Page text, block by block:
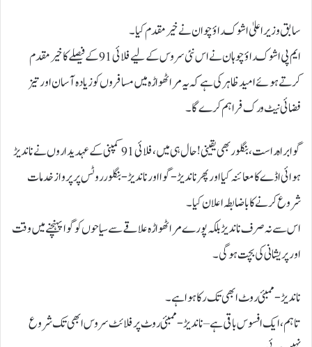
سابق وزیر اعلیٰ اشوک راؤ چوان نے خیرمقدم کیا۔
ایم پی اشوک راؤ چوہان نے اس نئی سروس کے لیے فلائی 91 کے فیصلے کا خیر مقدم
کرتے ہوئے امید ظاہر کی ہے کہ یہ مراٹھواڑہ میں مسافروں کو زیادہ آسان اور تیز
فضائی نیٹ ورک فراہم کرے گا۔
گوا براہ راست، بنگلور بھی یقینی! حال ہی میں، فلائی 91 کمپنی کے عہدیداروں نے ناندیڑ
ہوائی اڈے کا معائنہ کیا اور پھر ناندیڑ-گوا اور ناندیڑ-بنگلور روٹس پر پرواز خدمات
شروع کرنے کا باضابطہ اعلان کیا۔
اس سے نہ صرف ناندیڑ بلکہ پورے مراٹھواڑہ علاقے سے سیاحوں کو گوا پہنچنے میں وقت
اور پریشانی کی بچت ہوگی۔
ناندیڑ-ممبئی روٹ ابھی تک رکا ہوا ہے۔
تاہم، ایک افسوس باقی ہے – ناندیڑ-ممبئی روٹ پر فلائٹ سروس ابھی تک شروع